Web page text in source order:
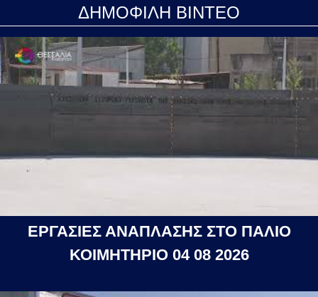
ΔΗΜΟΦΙΛΗ ΒΙΝΤΕΟ
ΕΡΓΑΣΙΕΣ ΑΝΑΠΛΑΣΗΣ ΣΤΟ ΠΑΛΙΟ
ΚΟΙΜΗΤΗΡΙΟ 04 08 2026